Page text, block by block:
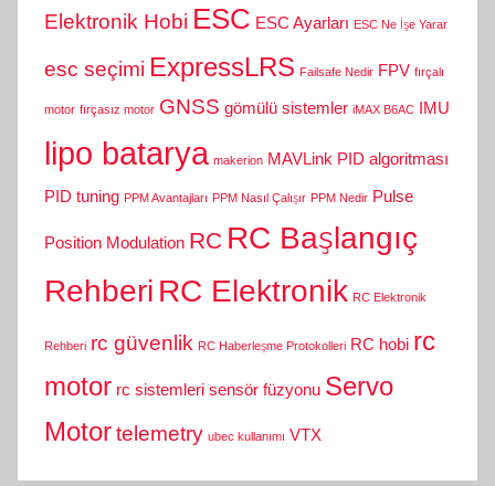
Elektronik Hobi ESC ESC Ayarları ESC Ne İşe Yarar
esc seçimi ExpressLRS Failsafe Nedir FPV fırçalı
motor fırçasız motor GNSS gömülü sistemler iMAX B6AC IMU
lipo batarya makerion MAVLink PID algoritması
PID tuning PPM Avantajları PPM Nasıl Çalışır PPM Nedir Pulse
Position Modulation RC RC Başlangıç
Rehberi RC Elektronik RC Elektronik
Rehberi rc güvenlik RC Haberleşme Protokolleri RC hobi rc
motor rc sistemleri sensör füzyonu Servo
Motortelemetry ubec kullanımı VTX